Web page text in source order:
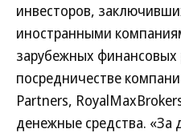
инвесторов,
иностранными
зарубежных финансовых
посредничестве
Partners,
денежные средства.